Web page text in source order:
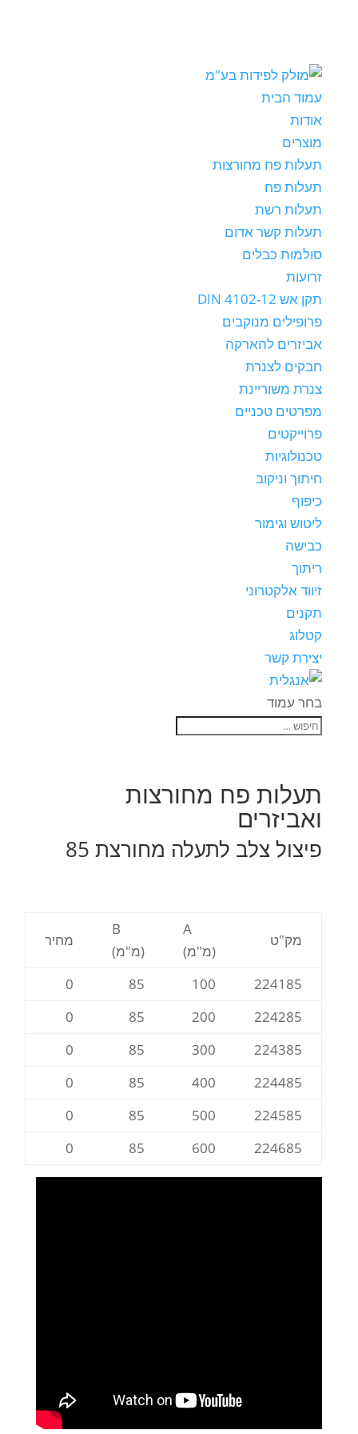
עמוד הבית
אודות
מוצרים
תעלות פח מחורצות
תעלות פח
תעלות רשת
תעלות קשר אדום
סולמות כבלים
זרועות
תקן אש DIN 4102-12
פרופילים מנוקבים
אביזרים להארקה
חבקים לצנרת
צנרת משוריינת
מפרטים טכניים
פרוייקטים
טכנולוגיות
חיתוך וניקוב
כיפוף
ליטוש וגימור
כבישה
ריתוך
זיווד אלקטרוני
תקנים
קטלוג
יצירת קשר
בחר עמוד
תעלות פח מחורצות
ואביזרים
פיצול צלב לתעלה מחורצת 85
מק"ט
A
(מ"מ)
B
(מ"מ)
מחיר
224185
100
85
0
224285
200
85
0
224385
300
85
0
224485
400
85
0
224585
500
85
0
224685
600
85
0